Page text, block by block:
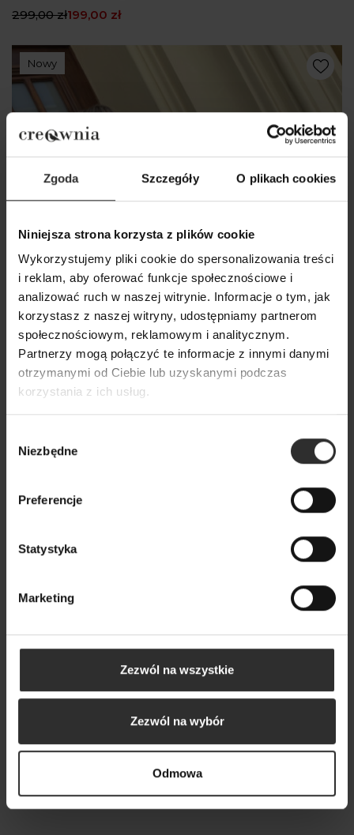
Zgoda Szczegóły O plikach cookies
Niniejsza strona korzysta z plików cookie
Wykorzystujemy pliki cookie do spersonalizowania treści
i reklam, aby oferować funkcje społecznościowe i
analizować ruch w naszej witrynie. Informacje o tym, jak
korzystasz z naszej witryny, udostępniamy partnerom
społecznościowym, reklamowym i analitycznym.
Partnerzy mogą połączyć te informacje z innymi danymi
otrzymanymi od Ciebie lub uzyskanymi podczas
korzystania z ich usług.
zgody
Niezbędne
Preferencje
Statystyka
Marketing
Zezwól na wszystkie
Zezwól na wybór
Odmowa
299,00 zł199,00 zł
Nowy
Torba Shopper Creo&Navy